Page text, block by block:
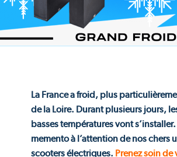
La France a froid, plus
de la Loire. Durant plusieurs jours,
basses températures vont
memento à l’attention de nos chers
scooters électriques. Prenez soin de